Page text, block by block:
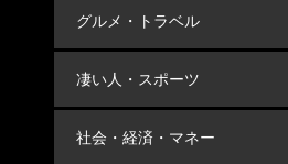
グルメ・トラベル
凄い人・スポーツ
社会・経済・マネー